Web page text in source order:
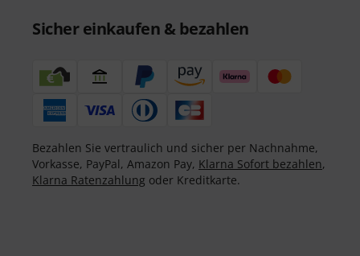
Sicher einkaufen & bezahlen
Bezahlen Sie vertraulich und sicher per Nachnahme,
Vorkasse, PayPal, Amazon Pay, Klarna Sofort bezahlen,
Klarna Ratenzahlung oder Kreditkarte.